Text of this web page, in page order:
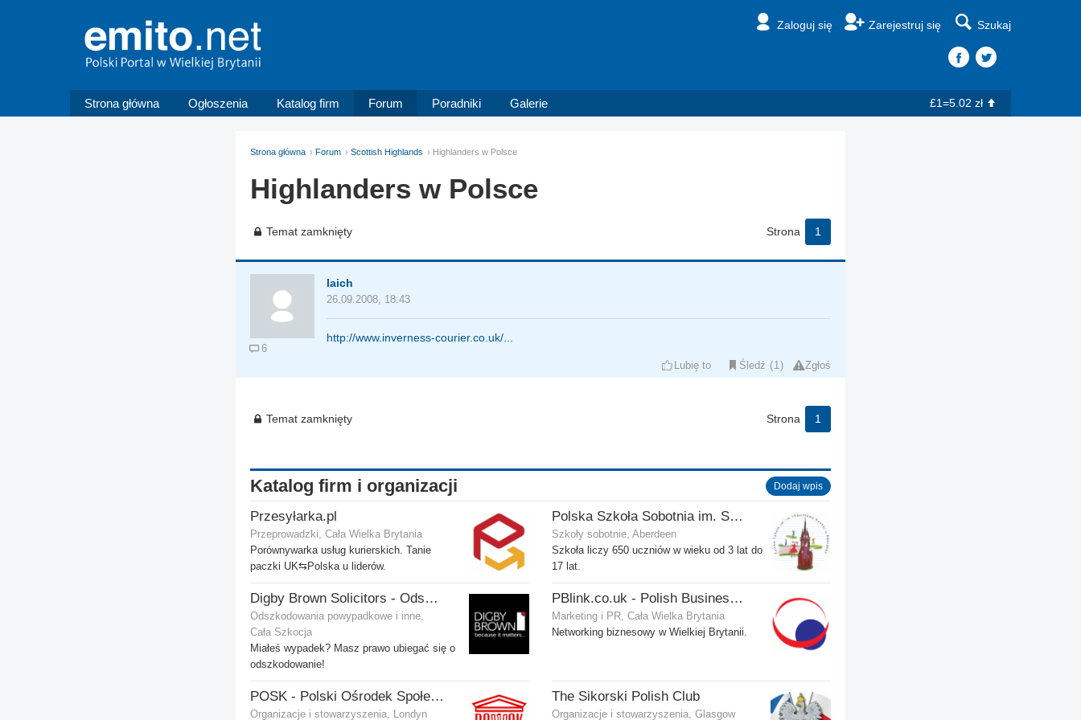
Zaloguj się Zarejestruj się Szukaj
Strona główna Ogłoszenia Katalog firm Forum Poradniki Galerie £1=5.02 zł
Strona główna Forum Scottish Highlands Highlanders w Polsce
Highlanders w Polsce
Temat zamknięty Strona 1
6
laich
26.09.2008, 18:43
http://www.inverness-courier.co.uk/...
Lubię to Śledź 1 Zgłoś
Temat zamknięty Strona 1
Katalog firm i organizacji Dodaj wpis
Przesyłarka.pl
Przeprowadzki, Cała Wielka Brytania
Porównywarka usług kurierskich. Tanie
paczki UK⇆Polska u liderów.
Polska Szkoła Sobotnia im. Stanisława Kostki
Szkoły sobotnie, Aberdeen
Szkoła liczy 650 uczniów w wieku od 3 lat do
17 lat.
Digby Brown Solicitors - Odszkodowania w Szkocji
Odszkodowania powypadkowe i inne,
Cała Szkocja
Miałeś wypadek? Masz prawo ubiegać się o
odszkodowanie!
PBlink.co.uk - Polish Business Link
Marketing i PR, Cała Wielka Brytania
Networking biznesowy w Wielkiej Brytanii.
POSK - Polski Ośrodek Społeczno-Kulturalny
Organizacje i stowarzyszenia, Londyn
The Sikorski Polish Club
Organizacje i stowarzyszenia, Glasgow